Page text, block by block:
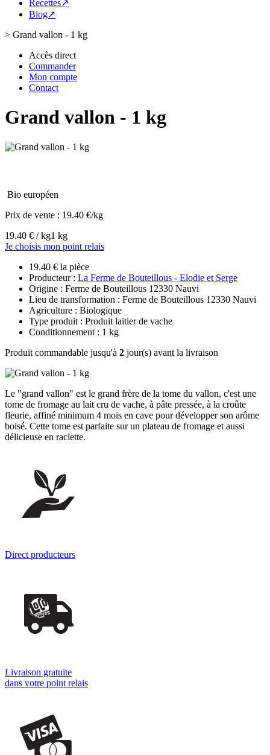
Recettes↗
Blog↗
> Grand vallon - 1 kg
Accès direct
Commander
Mon compte
Contact
Grand vallon - 1 kg
Bio européen
Prix de vente : 19.40 €/kg
19.40 € / kg1 kg
Je choisis mon point relais
19.40 € la pièce
Producteur : La Ferme de Bouteillous - Elodie et Serge
Origine : Ferme de Bouteillous 12330 Nauvi
Lieu de transformation : Ferme de Bouteillous 12330 Nauvi
Agriculture : Biologique
Type produit : Produit laitier de vache
Conditionnement : 1 kg
Produit commandable jusqu'à 2 jour(s) avant la livraison
Le "grand vallon" est le grand frère de la tome du vallon, c'est une
tome de fromage au lait cru de vache, à pâte pressée, à la croûte
fleurie, affiné minimum 4 mois en cave pour développer son arôme
boisé. Cette tome est parfaite sur un plateau de fromage et aussi
délicieuse en raclette.
Direct producteurs
Livraison gratuite
dans votre point relais